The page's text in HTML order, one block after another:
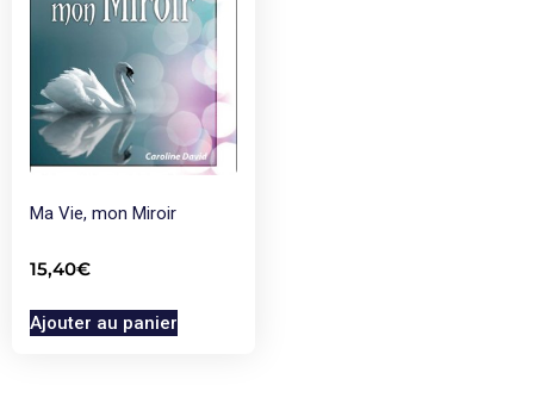
Ma Vie, mon Miroir
15,40€
Ajouter au panier